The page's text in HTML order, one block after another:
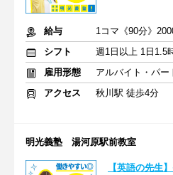
給与
1コマ《90分》
シフト
雇用形態
アルバイト・パー
アクセス
秋川駅 徒歩4分
明光義塾 湯河原駅前教室
【英語の先